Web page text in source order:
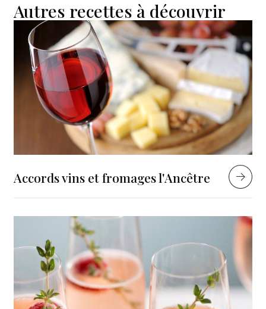
Autres recettes à découvrir
Accords vins et fromages l'Ancêtre